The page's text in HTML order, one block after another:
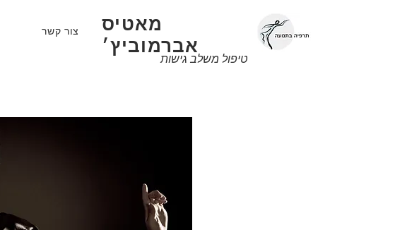
מאטיס
אברמוביץ׳
טיפול משלב גישות
צור קשר